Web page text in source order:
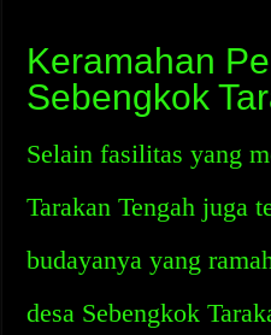
Keramahan
Sebengkok
Selain fasilitas yang
Tarakan Tengah juga
budayanya yang
desa Sebengkok